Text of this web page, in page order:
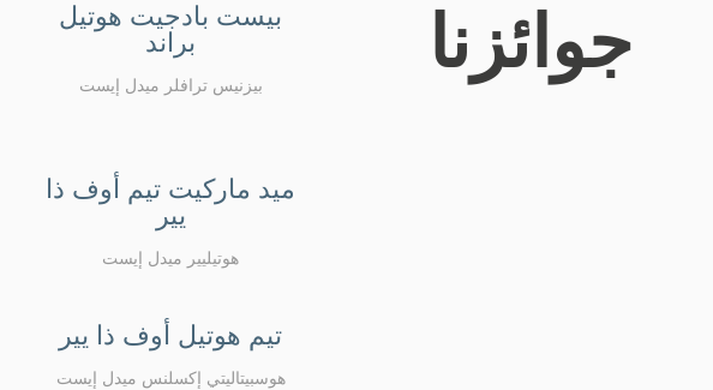
جوائزنا
بيست بادجيت هوتيل
براند
بيزنيس ترافلر ميدل إيست
ميد ماركيت تيم أوف ذا
يير
هوتيليير ميدل إيست
تيم هوتيل أوف ذا يير
هوسبيتاليتي إكسلنس ميدل إيست